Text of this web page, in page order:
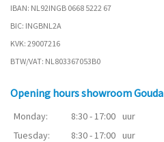
IBAN: NL92INGB 0668 5222 67
BIC: INGBNL2A
KVK: 29007216
BTW/VAT: NL803367053B0
Opening hours showroom Gouda
Monday: 8:30 - 17:00 uur
Tuesday:
8:30 - 17:00 uur